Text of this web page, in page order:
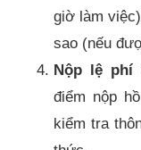
giờ làm
sao (nếu
Nộp lệ phí
điểm nộp
kiểm tra